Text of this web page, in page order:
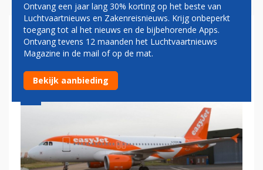
TOT 1 JULI GEEN STAKING
VAN EASYJET-PILOTEN
Ontvang een jaar lang 30% korting op het beste van
Luchtvaartnieuws en Zakenreisnieuws. Krijg onbeperkt
toegang tot al het nieuws en de bijbehorende Apps.
Ontvang tevens 12 maanden het Luchtvaartnieuws
Magazine in de mail of op de mat.
Bekijk aanbieding